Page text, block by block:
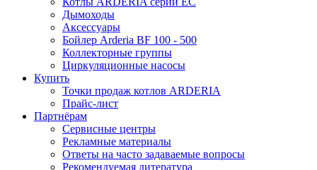
Дымоходы
Аксессуары
Бойлер Arderia BF 100 - 500
Коллекторные группы
Циркуляционные насосы
Купить
Точки продаж котлов ARDERIA
Прайс-лист
Партнёрам
Сервисные центры
Рекламные материалы
Ответы на часто задаваемые вопросы
Рекомендуемая литература